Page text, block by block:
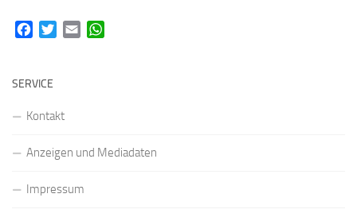
FacebookTwitterEmail
SERVICE
Kontakt
Anzeigen und Mediadaten
Impressum